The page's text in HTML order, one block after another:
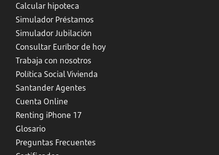
Calcular hipoteca
Simulador Préstamos
Simulador Jubilación
Consultar Euríbor de hoy
Trabaja con nosotros
Política Social Vivienda
Santander Agentes
Cuenta Online
Renting iPhone 17
Glosario
Preguntas Frecuentes